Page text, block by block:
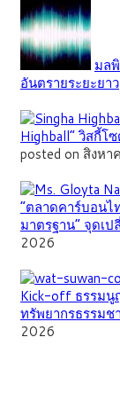
มล
อันตรายระยะยาว
Highball” วิสกี้
posted on สิงห
“ตลาดคาร์บอนไ
มาตรฐาน” จุดเป
2026
Kick-off ธรรมนู
ทรัพยากรธรรม
2026